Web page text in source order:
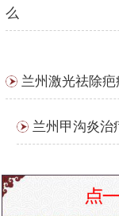
么
兰州激光祛除
兰州甲沟炎治